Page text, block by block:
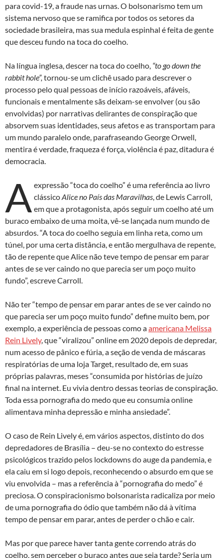
para covid-19, a fraude nas urnas. O bolsonarismo tem um
sistema nervoso que se ramifica por todos os setores da
sociedade brasileira, mas sua medula espinhal é feita de gente
que desceu fundo na toca do coelho.
Na língua inglesa, descer na toca do coelho, “to go down the
rabbit hole”, tornou-se um clichê usado para descrever o
processo pelo qual pessoas de início razoáveis, afáveis,
funcionais e mentalmente sãs deixam-se envolver (ou são
envolvidas) por narrativas delirantes de conspiração que
absorvem suas identidades, seus afetos e as transportam para
um mundo paralelo onde, parafraseando George Orwell,
mentira é verdade, fraqueza é força, violência é paz, ditadura é
democracia.
A expressão “toca do coelho” é uma referência ao livro
clássicoAlice no País das Maravilhas, de Lewis Carroll,
em que a protagonista, após seguir um coelho até um
buraco embaixo de uma moita, vê-se lançada num mundo de
absurdos. “A toca do coelho seguia em linha reta, como um
túnel, por uma certa distância, e então mergulhava de repente,
tão de repente que Alice não teve tempo de pensar em parar
antes de se ver caindo no que parecia ser um poço muito
fundo”, escreve Carroll.
Não ter “tempo de pensar em parar antes de se ver caindo no
que parecia ser um poço muito fundo” define muito bem, por
exemplo, a experiência de pessoas como aamericana Melissa
Rein Lively, que “viralizou” online em 2020 depois de depredar,
num acesso de pânico e fúria, a seção de venda de máscaras
respiratórias de uma loja Target, resultado de, em suas
próprias palavras, meses “consumida por histórias de juízo
final na internet. Eu vivia dentro dessas teorias de conspiração.
Toda essa pornografia do medo que eu consumia online
alimentava minha depressão e minha ansiedade”.
O caso de Rein Lively é, em vários aspectos, distinto do dos
depredadores de Brasília – deu-se no contexto do estresse
psicológicos trazido pelos lockdowns do auge da pandemia, e
ela caiu em si logo depois, reconhecendo o absurdo em que se
viu envolvida – mas a referência à “pornografia do medo” é
preciosa. O conspiracionismo bolsonarista radicaliza por meio
de uma pornografia do ódio que também não dá à vítima
tempo de pensar em parar, antes de perder o chão e cair.
Mas por que parece haver tanta gente correndo atrás do
coelho, sem perceber o buraco antes que seja tarde? Seria um